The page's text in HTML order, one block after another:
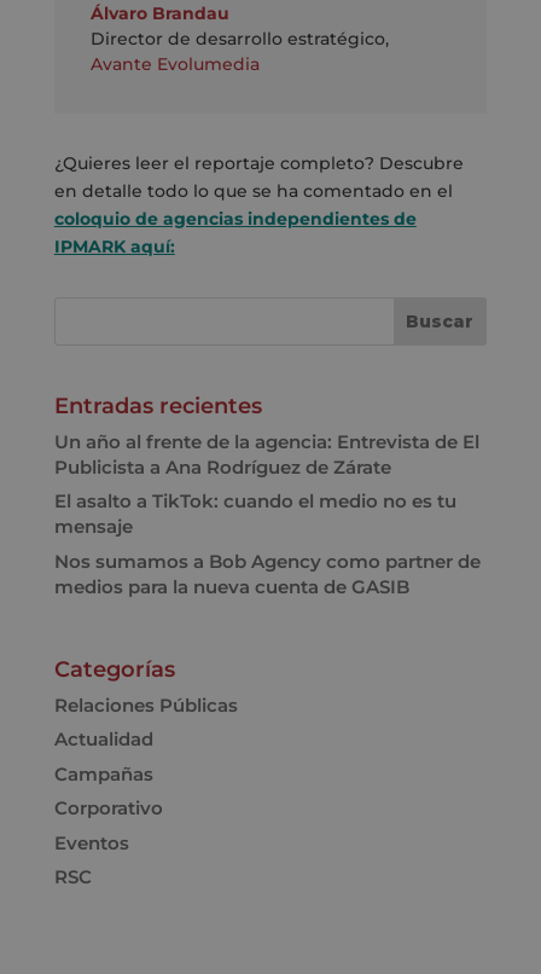
Álvaro Brandau
Director de desarrollo estratégico,
Avante Evolumedia
¿Quieres leer el reportaje completo? Descubre
en detalle todo lo que se ha comentado en el
coloquio de agencias independientes de
IPMARK aquí:
Entradas recientes
Un año al frente de la agencia: Entrevista de El
Publicista a Ana Rodríguez de Zárate
El asalto a TikTok: cuando el medio no es tu
mensaje
Nos sumamos a Bob Agency como partner de
medios para la nueva cuenta de GASIB
Categorías
Relaciones Públicas
Actualidad
Campañas
Corporativo
Eventos
RSC